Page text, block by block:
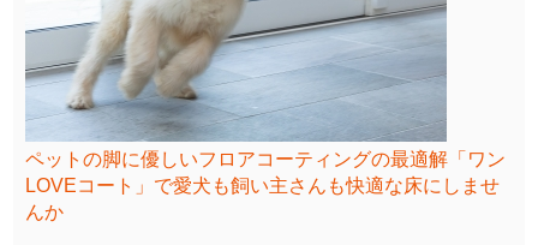
ペットの脚に優しいフロアコーティングの最適解「ワン
LOVEコート」で愛犬も飼い主さんも快適な床にしませ
んか